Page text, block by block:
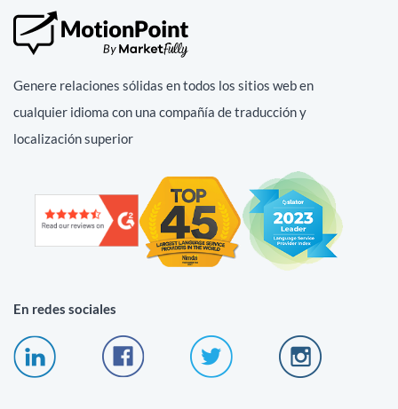
Genere relaciones sólidas en todos los sitios web en
cualquier idioma con una compañía de traducción y
localización superior
En redes sociales